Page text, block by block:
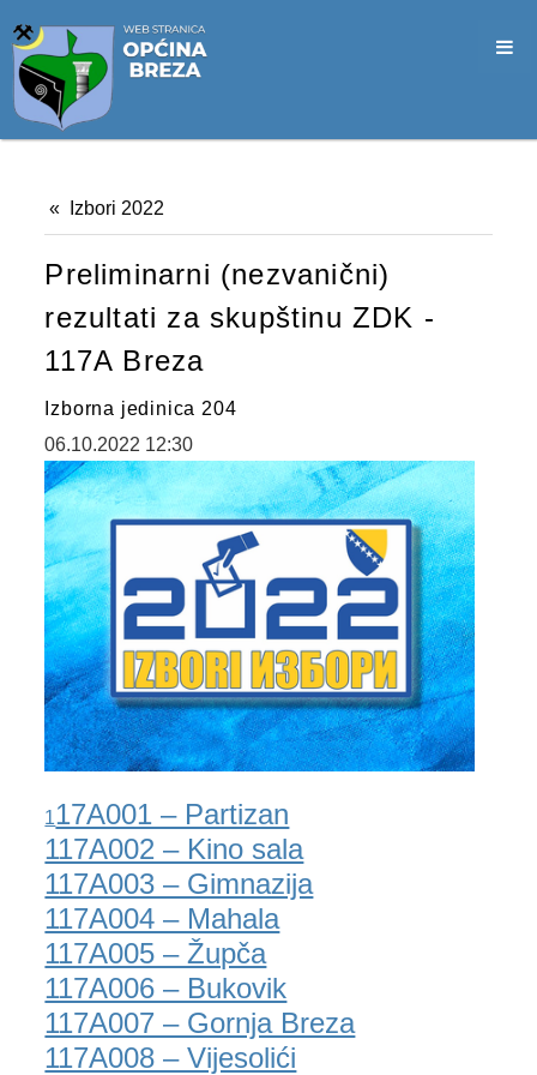
Izbori 2022
Preliminarni (nezvanični)
rezultati za skupštinu ZDK -
117A Breza
Izborna jedinica 204
06.10.2022 12:30
117A001 – Partizan
117A002 – Kino sala
117A003 – Gimnazija
117A004 – Mahala
117A005 – Župča
117A006 – Bukovik
117A007 – Gornja Breza
117A008 – Vijesolići
OPĆINSKO VIJEĆE
VIJEĆNICI
ZAPISNICI
DOKUMENTI
2026. GODINA
2025. GODINA
2024. GODINA
2023. GODINA
2022. GODINA
2021. GODINA
2020. GODINA
2019. GODINA
2018. GODINA
2017. GODINA
2016. GODINA
2015. GODINA
2014. GODINA